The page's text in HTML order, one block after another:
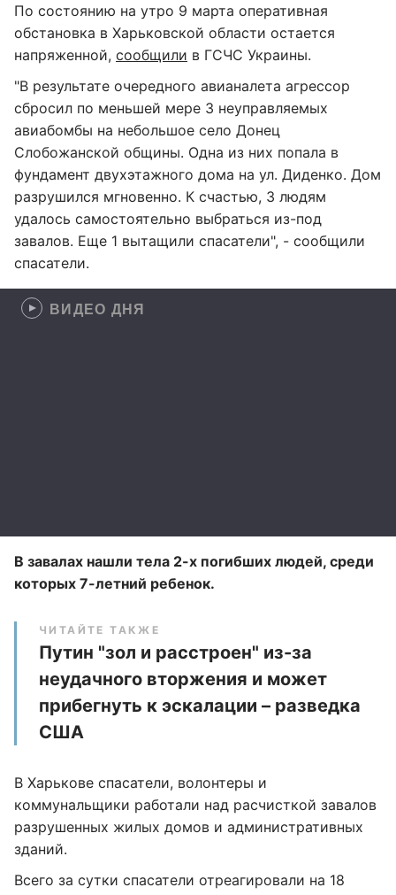
По состоянию на утро 9 марта оперативная
обстановка в Харьковской области остается
напряженной, сообщили в ГСЧС Украины.
"В результате очередного авианалета агрессор
сбросил по меньшей мере 3 неуправляемых
авиабомбы на небольшое село Донец
Слобожанской общины. Одна из них попала в
фундамент двухэтажного дома на ул. Диденко. Дом
разрушился мгновенно. К счастью, 3 людям
удалось самостоятельно выбраться из-под
завалов. Еще 1 вытащили спасатели", - сообщили
спасатели.
ВИДЕО ДНЯ
В завалах нашли тела 2-х погибших людей, среди
которых 7-летний ребенок.
ЧИТАЙТЕ ТАКЖЕ
Путин "зол и расстроен" из-за
неудачного вторжения и может
прибегнуть к эскалации – разведка
США
В Харькове спасатели, волонтеры и
коммунальщики работали над расчисткой завалов
разрушенных жилых домов и административных
зданий.
Всего за сутки спасатели отреагировали на 18